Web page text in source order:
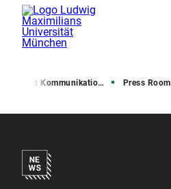
und Kommunikation (PuK) Press Room